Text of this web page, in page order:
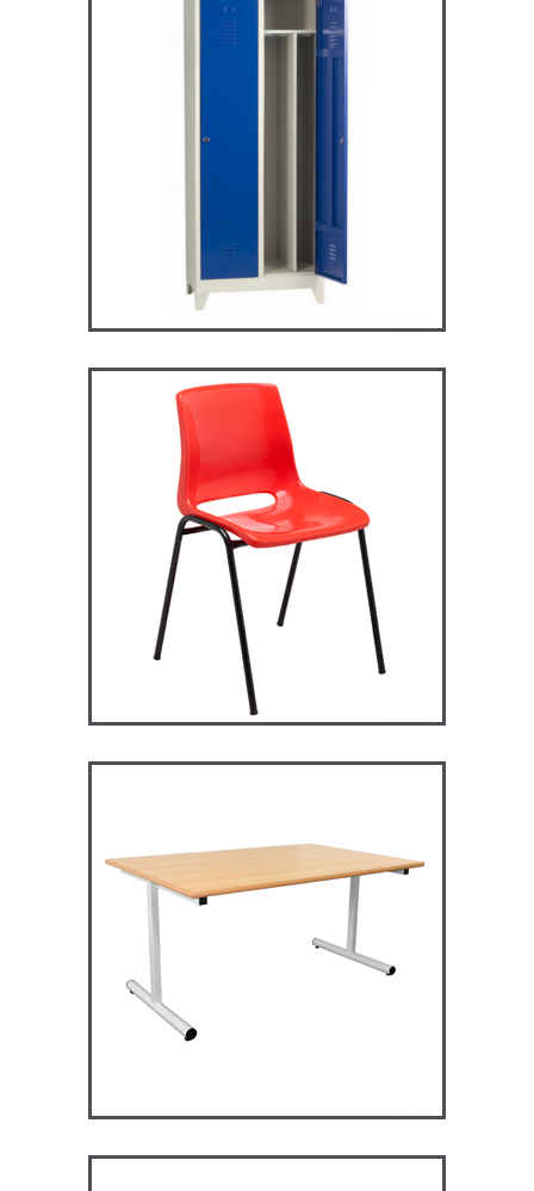
ARV2S – Vestiaire industrie
salissante
ST119 – Rick – Chaise
Primaire, collège et
secondaire
CHAISES ET BANCS
RM128 – Restauration
Maggie
TABLES ET MANGE DEBOUT